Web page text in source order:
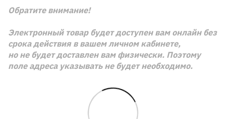
Обратите внимание!
Электронный товар будет доступен вам онлайн без
срока действия в вашем личном кабинете,
но не будет доставлен вам физически. Поэтому
поле адреса указывать не будет необходимо.